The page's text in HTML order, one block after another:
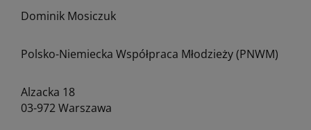
Dominik Mosiczuk
Polsko-Niemiecka Współpraca Młodzieży (PNWM)
Alzacka 18
03-972 Warszawa